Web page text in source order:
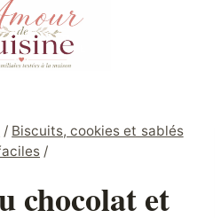
/ Biscuits, cookies et sablés
/
chocolat et